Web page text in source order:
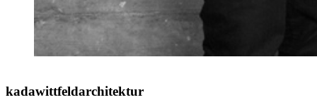
kadawittfeldarchitektur